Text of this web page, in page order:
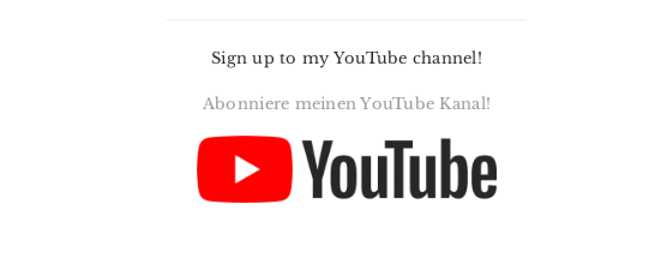
Sign up to my YouTube channel!
Abonniere meinen YouTube Kanal!